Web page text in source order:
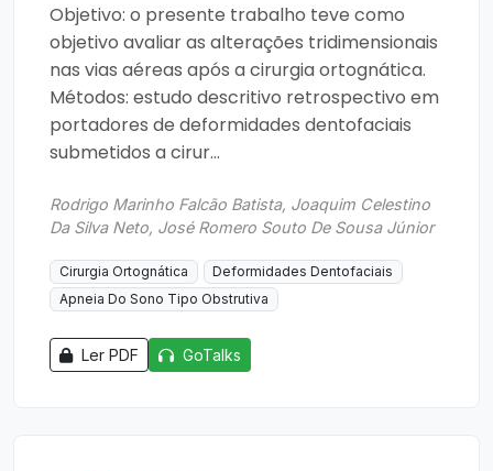
Objetivo: o presente trabalho teve como
objetivo avaliar as alterações tridimensionais
nas vias aéreas após a cirurgia ortognática.
Métodos: estudo descritivo retrospectivo em
portadores de deformidades dentofaciais
submetidos a cirur...
Rodrigo Marinho Falcão Batista, Joaquim Celestino
Da Silva Neto, José Romero Souto De Sousa Júnior
Cirurgia Ortognática
Deformidades Dentofaciais
Apneia Do Sono Tipo Obstrutiva
Ler PDF GoTalks